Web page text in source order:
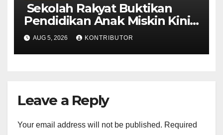
Sekolah Rakyat Buktikan
Pendidikan Anak Miskin Kini
Menjadi Prioritas Negara
AUG 5, 2026 KONTRIBUTOR
Leave a Reply
Your email address will not be published. Required